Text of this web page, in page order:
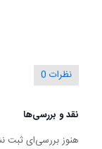
نظرات 0
نقد و بررسی‌ها
هنوز بررسی‌ای ثبت